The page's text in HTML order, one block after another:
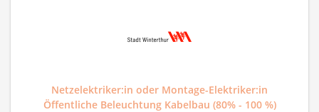
Netzelektriker:in oder Montage-Elektriker:in
Öffentliche Beleuchtung Kabelbau (80% - 100 %)